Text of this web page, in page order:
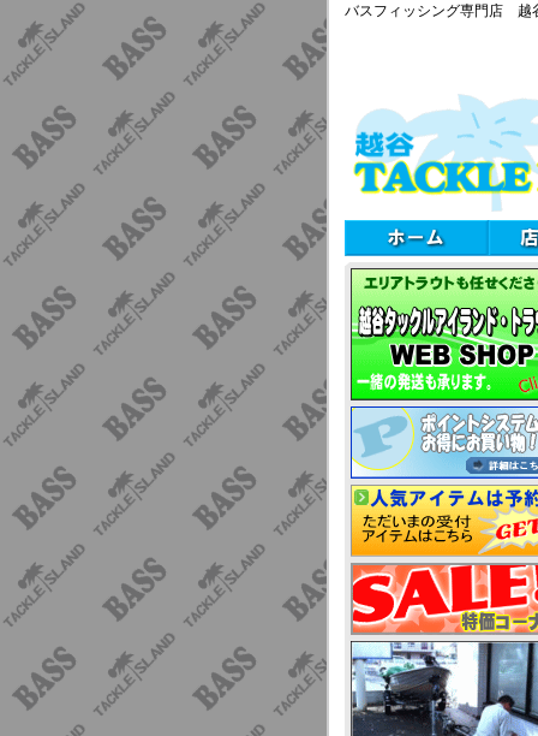
バスフィッシング専門店 越